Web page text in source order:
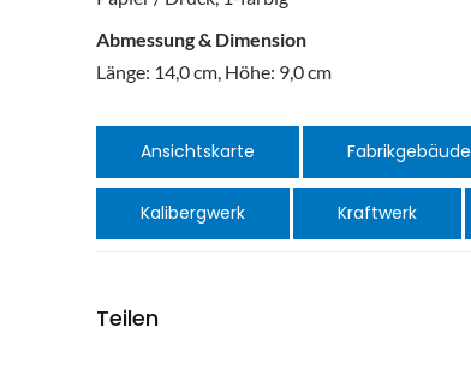
Abmessung & Dimension
Länge: 14,0 cm, Höhe: 9,0 cm
Ansichtskarte Fabrikgebäude
Kalibergwerk Kraftwerk
Teilen